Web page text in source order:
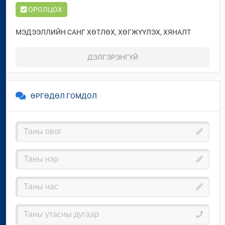
2024-04-23
Авлигын эсрэг нэгдье
2025 / 11 / 10
”АВЛИГАТАЙ ТЭМЦЬЕ”
ОРОЛЦОХ
МЭДЭЭЛЛИЙН САНГ ХӨТЛӨХ, ХӨГЖҮҮЛЭХ, ХЯНАЛТ
ХОТ, СУУРИН ГАЗРЫГ ДАХИН ХӨГЖҮҮЛЭХ ТУХАЙ
ХУУЛИЙН ШИНЭЧИЛСЭН НАЙРУУЛГЫН ТӨСӨЛД САНАЛ
ОРОЛЦОХ
ТӨРИЙН ӨМЧИЙН ОРОН СУУЦЫГ ИРГЭДЭД
ХӨЛСЛҮҮЛЭХ, ӨМЧЛҮҮЛЭХ, БОРЛУУЛАХ ЖУРМЫН
ТӨСӨЛД САНАЛ АВЧ БАЙНА
ОРОЛЦОХ
“БАРИЛГЫН АЖЛЫН ЗАХИАЛАГЧИЙН ДҮРЭМ, ЗӨВЛӨХ
ҮЙЛЧИЛГЭЭ ҮЗҮҮЛЭХ ЖУРАМ”-Д САНАЛ АВЧ БАЙНА
ДЭЛГЭРЭНГҮЙ
ӨРГӨДӨЛ ГОМДОЛ